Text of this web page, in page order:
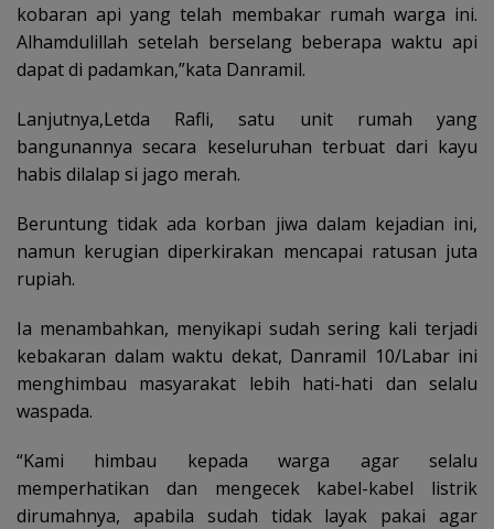
kobaran api yang telah membakar rumah warga ini.
Alhamdulillah setelah berselang beberapa waktu api
dapat di padamkan,”kata Danramil.
Lanjutnya,Letda Rafli, satu unit rumah yang
bangunannya secara keseluruhan terbuat dari kayu
habis dilalap si jago merah.
Beruntung tidak ada korban jiwa dalam kejadian ini,
namun kerugian diperkirakan mencapai ratusan juta
rupiah.
Ia menambahkan, menyikapi sudah sering kali terjadi
kebakaran dalam waktu dekat, Danramil 10/Labar ini
menghimbau masyarakat lebih hati-hati dan selalu
waspada.
“Kami himbau kepada warga agar selalu
memperhatikan dan mengecek kabel-kabel listrik
dirumahnya, apabila sudah tidak layak pakai agar